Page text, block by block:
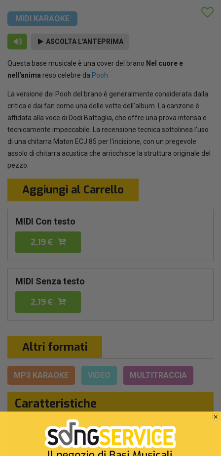
MIDI KARAOKE
ASCOLTA L'ANTEPRIMA
Questa base musicale è una cover del brano Nel cuore e
nell'anima reso celebre da Pooh
La versione dei Pooh del brano è generalmente considerata dalla
critica e dai fan come una delle vette dell'album. La canzone è
affidata alla voce di Dodi Battaglia, che offre una prova intensa e
tecnicamente impeccabile. La recensione tecnica sottolinea l'uso
di una chitarra Maton ECJ 85 per l'incisione, con un pregevole
assolo di chitarra acustica che arricchisce la struttura originale del
pezzo.
Aggiungi al Carrello
MIDI Con testo
2,19 €
MIDI Senza testo
2,19 €
Altri formati
MP3 KARAOKE VIDEO MULTITRACCIA
Caratteristiche
Interprete Originale:Pooh
Pop/rock Italiano